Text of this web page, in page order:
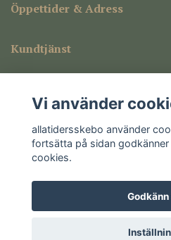
Öppettider & Adress
Kundtjänst
Sociala medier
© 2026
Vi använder
allatidersskebo använder
fortsätta på sidan
cookies.
Godkänn